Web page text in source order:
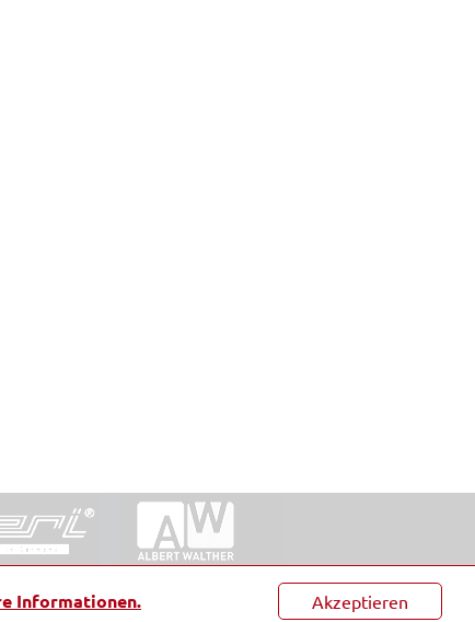
Akzeptieren
Informationen.
Datenschutz